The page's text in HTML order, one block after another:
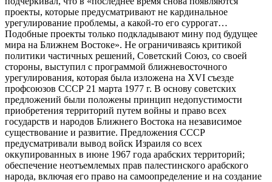
проекты, которые предусматривают не кардинальное
урегулирование проблемы, а какой-то его суррогат…
Подобные проекты только подкладывают мину под будущее
мира на Ближнем Востоке». Не ограничиваясь критикой
политики частичных решений, Советский Союз, со своей
стороны, выступил с программой ближневосточного
урегулирования, которая была изложена на XVI съезде
профсоюзов СССР 21 марта 1977 г. В основу советских
предложений были положены принцип недопустимости
приобретения территорий путем войны и право всех
государств и народов Ближнего Востока на независимое
существование и развитие. Предложения СССР
предусматривали вывод войск Израиля со всех
оккупированных в июне 1967 года арабских территорий;
обеспечение неотъемлемых прав палестинского арабского
народа, включая его право на самоопределение и на создание